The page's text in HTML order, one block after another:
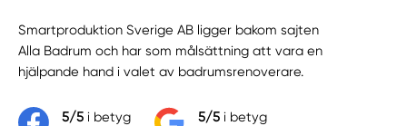
Smartproduktion Sverige AB ligger bakom sajten
Alla Badrum och har som målsättning att vara en
hjälpande hand i valet av badrumsrenoverare.
5/5i betyg 5/5i betyg